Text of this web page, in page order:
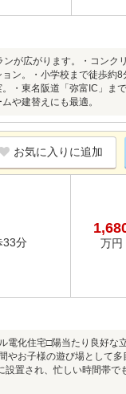
が広がります。・コン
ン。・小学校まで徒歩
・東名阪道「弥富IC」
や建替えにも最適。
お気に入りに追加
33分
万円
電化住宅□陽当たり良好
やお子様の遊び場として
置され、忙しい時間帯